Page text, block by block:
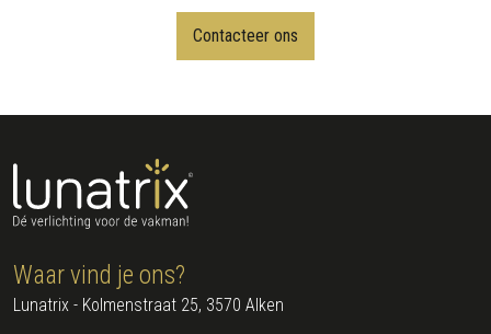
Contacteer ons
Waar vind je ons?
Lunatrix - Kolmenstraat 25, 3570 Alken